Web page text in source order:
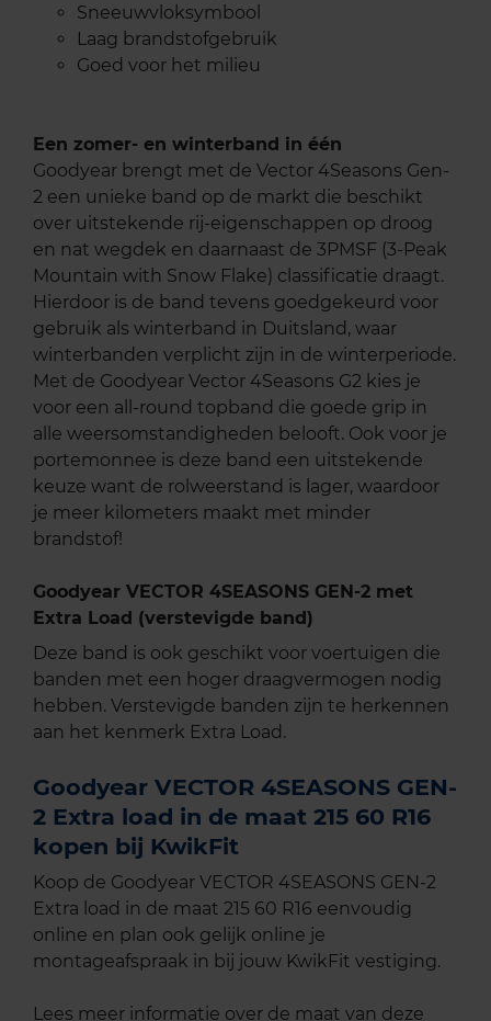
Sneeuwvloksymbool
Laag brandstofgebruik
Goed voor het milieu
Een zomer- en winterband in één
Goodyear brengt met de Vector 4Seasons Gen-
2 een unieke band op de markt die beschikt
over uitstekende rij-eigenschappen op droog
en nat wegdek en daarnaast de 3PMSF (3-Peak
Mountain with Snow Flake) classificatie draagt.
Hierdoor is de band tevens goedgekeurd voor
gebruik als winterband in Duitsland, waar
winterbanden verplicht zijn in de winterperiode.
Met de Goodyear Vector 4Seasons G2 kies je
voor een all-round topband die goede grip in
alle weersomstandigheden belooft. Ook voor je
portemonnee is deze band een uitstekende
keuze want de rolweerstand is lager, waardoor
je meer kilometers maakt met minder
brandstof!
Goodyear VECTOR 4SEASONS GEN-2 met
Extra Load (verstevigde band)
Deze band is ook geschikt voor voertuigen die
banden met een hoger draagvermogen nodig
hebben. Verstevigde banden zijn te herkennen
aan het kenmerk Extra Load.
Goodyear VECTOR 4SEASONS GEN-
2 Extra load in de maat 215 60 R16
kopen bij KwikFit
Koop de Goodyear VECTOR 4SEASONS GEN-2
Extra load in de maat 215 60 R16 eenvoudig
online en plan ook gelijk online je
montageafspraak in bij jouw KwikFit vestiging.
Lees meer informatie over de maat van deze